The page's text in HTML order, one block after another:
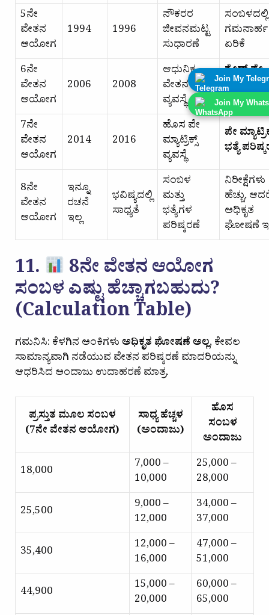
Join My
Join My
5ನೇ
ವೇತನ
ಆಯೋಗ
1994 1996
ನೌಕರರ
ಜೀವನಮಟ್ಟ
ಸುಧಾರಣೆ
ಸಂಬಳದಲ್ಲಿ
ಗಮನಾರ್ಹ
ಏರಿಕೆ
6ನೇ
ವೇತನ
ಆಯೋಗ
2006 2008
ಆಧುನಿಕ
ವೇತನ
ವ್ಯವಸ್ಥೆ
ಗ್ರೇಡ್ ಪೇ
ವ್ಯವಸ್ಥೆ
ಪರಿಚಯ
7ನೇ
ವೇತನ
ಆಯೋಗ
2014 2016
ಹೊಸ ಪೇ
ಮ್ಯಾಟ್ರಿಕ್ಸ್
ವ್ಯವಸ್ಥೆ
ಪೇ
ಭತ್ಯೆ
8ನೇ
ವೇತನ
ಆಯೋಗ
ಇನ್ನೂ
ರಚನೆ
ಇಲ್ಲ
ಭವಿಷ್ಯದಲ್ಲಿ
ಸಾಧ್ಯತೆ
ಸಂಬಳ
ಮತ್ತು
ಭತ್ಯೆಗಳ
ಪರಿಷ್ಕರಣೆ
ನಿರೀಕ್ಷೆಗಳು
ಹೆಚ್ಚು,
ಅಧಿಕೃತ
ಘೋಷಣೆ
11. 8ನೇ ವೇತನ ಆಯೋಗ
ಸಂಬಳ ಎಷ್ಟು ಹೆಚ್ಚಾಗಬಹುದು?
(Calculation Table)
ಗಮನಿಸಿ: ಕೆಳಗಿನ ಅಂಕಿಗಳು ಅಧಿಕೃತ ಘೋಷಣೆ ಅಲ್ಲ, ಕೇವಲ
ಸಾಮಾನ್ಯವಾಗಿ ನಡೆಯುವ ವೇತನ ಪರಿಷ್ಕರಣೆ ಮಾದರಿಯನ್ನು
ಆಧರಿಸಿದ ಅಂದಾಜು ಉದಾಹರಣೆ ಮಾತ್ರ.
ಪ್ರಸ್ತುತ ಮೂಲ ಸಂಬಳ
(7ನೇ ವೇತನ ಆಯೋಗ)
ಸಾಧ್ಯ ಹೆಚ್ಚಳ
(ಅಂದಾಜು)
ಹೊಸ
ಸಂಬಳ
ಅಂದಾಜು
₹18,000
₹7,000 –
₹10,000
₹25,000 –
₹28,000
₹25,500
₹9,000 –
₹12,000
₹34,000 –
₹37,000
₹35,400
₹12,000 –
₹16,000
₹47,000 –
₹51,000
₹44,900
₹15,000 –
₹20,000
₹60,000 –
₹65,000